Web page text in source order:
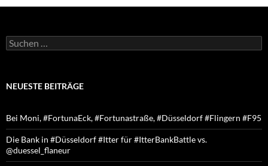
Suchen
nach:
NEUESTE BEITRÄGE
Bei Moni, #FortunaEck, #Fortunastraße, #Düsseldorf #Flingern #F95
Die Bank in #Düsseldorf #Itter für #ItterBankBattle vs.
@duessel_flaneur